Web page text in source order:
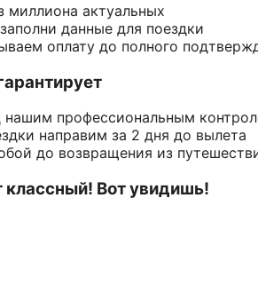
миллиона актуальных
данные для поездки
оплату до полного
нашим профессиональным
направим за 2 дня до вылета
до возвращения из
классный! Вот увидишь!